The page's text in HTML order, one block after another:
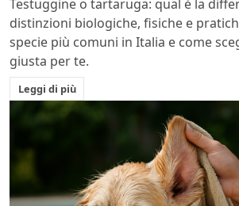
Testuggine o tartaruga: qual è la
distinzioni biologiche, fisiche e
specie più comuni in Italia e come
giusta per te.
Leggi di più